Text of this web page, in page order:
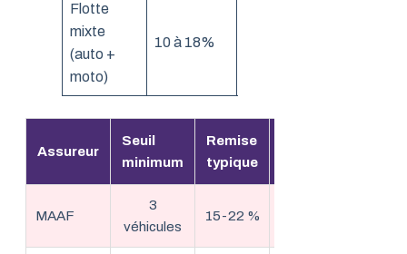
Flotte
mixte
(auto +
moto)
10 à 18%
Assureur
Seuil
minimum
Remise
typique
MAAF
3
véhicules
15-22 %